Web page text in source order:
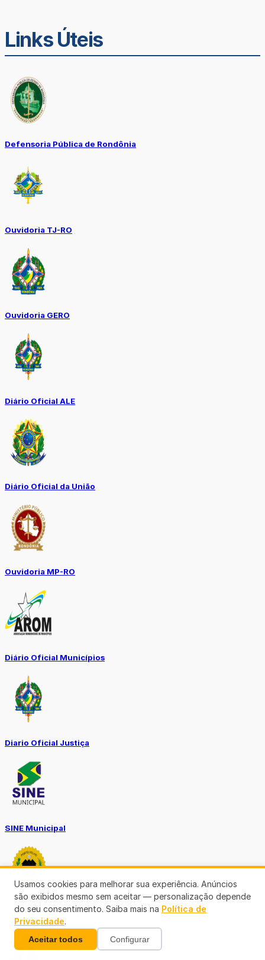
Links Úteis
Defensoria Pública de Rondônia
Ouvidoria TJ-RO
Ouvidoria GERO
Diário Oficial ALE
Diário Oficial da União
Ouvidoria MP-RO
Diário Oficial Municípios
Diario Oficial Justiça
SINE Municipal
Transparência Porto Velho
Usamos cookies para melhorar sua experiência. Anúncios
são exibidos mesmo sem aceitar — personalização depende
do seu consentimento. Saiba mais na Política de
Privacidade.
Aceitar todos Configurar